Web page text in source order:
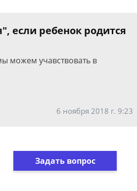
если ребенок родится
можем учавствовать в
6 ноября 2018 г. 9:23
Задать вопрос